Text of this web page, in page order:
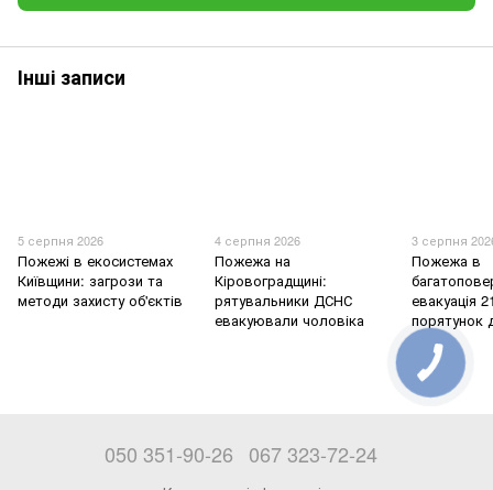
Інші записи
5 серпня 2026
Пожежі в екосистемах
Київщини: загрози та
методи захисту об'єктів
4 серпня 2026
Пожежа на
Кіровоградщині:
рятувальники ДСНС
евакуювали чоловіка
3 серпня
Пожежа в
евакуація
порятунок
050 351-90-26 067 323-72-24